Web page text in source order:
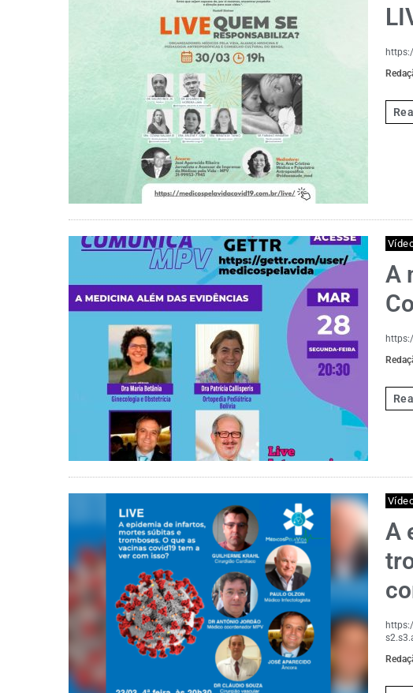
A
A